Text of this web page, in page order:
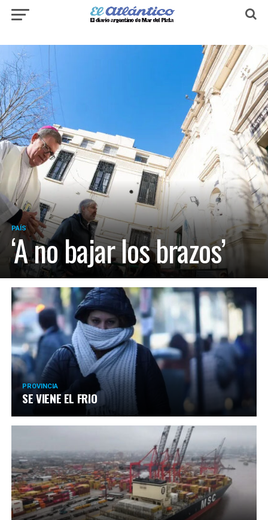
PAÍS
‘A no bajar los brazos’
PROVINCIA
SE VIENE EL FRIO